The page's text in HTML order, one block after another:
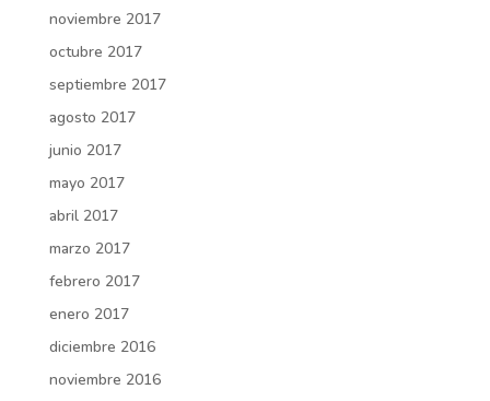
noviembre 2017
octubre 2017
septiembre 2017
agosto 2017
junio 2017
mayo 2017
abril 2017
marzo 2017
febrero 2017
enero 2017
diciembre 2016
noviembre 2016